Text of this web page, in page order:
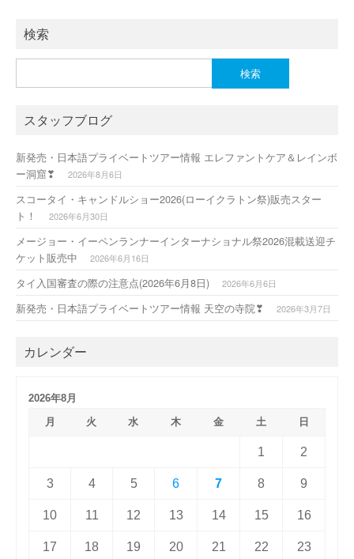
o
o
k
n
検索
索:
スタッフブログ
新発売・日本語プライベートツアー情報 エレファントケア＆レインボ
ー洞窟❣
2026年8月6日
スコータイ・キャンドルショー2026(ローイクラトン祭)販売スター
ト！
2026年6月30日
メージョー・イーペンランナーインターナショナル祭2026混載送迎チ
ケット販売中
2026年6月16日
タイ入国審査の際の注意点(2026年6月8日) 2026年6月6日
新発売・日本語プライベートツアー情報 天空の寺院❣ 2026年3月7日
カレンダー
2026年8月
月
火 水 木 金 土 日
1 2
3 4 5 6 7 8 9
10 11 12 13 14 15 16
17 18 19 20 21 22 23